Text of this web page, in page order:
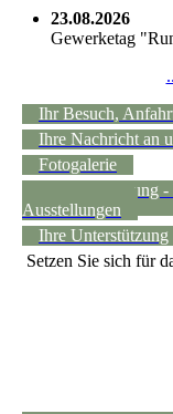
23.08.2026
Gewerketag
Ihr Besuch,
Ihre Nachricht an
Fotogalerie
Raumvermietung
Ausstellungen
Ihre Unterstützung
Setzen Sie sich für